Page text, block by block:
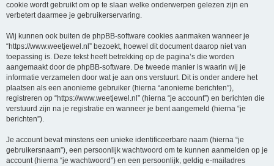
cookie wordt gebruikt om op te slaan welke onderwerpen gelezen zijn en
verbetert daarmee je gebruikerservaring.
Wij kunnen ook buiten de phpBB-software cookies aanmaken wanneer je
“https://www.weetjewel.nl” bezoekt, hoewel dit document daarop niet van
toepassing is. Deze tekst heeft betrekking op de pagina’s die worden
aangemaakt door de phpBB-software. De tweede manier is waarin wij je
informatie verzamelen door wat je aan ons verstuurt. Dit is onder andere het
plaatsen als een anonieme gebruiker (hierna “anonieme berichten”),
registreren op “https://www.weetjewel.nl” (hierna “je account”) en berichten die
verstuurd zijn na je registratie en wanneer je bent aangemeld (hierna “je
berichten”).
Je account bevat minstens een unieke identificeerbare naam (hierna “je
gebruikersnaam”), een persoonlijk wachtwoord om te kunnen aanmelden op je
account (hierna “je wachtwoord”) en een persoonlijk, geldig e-mailadres